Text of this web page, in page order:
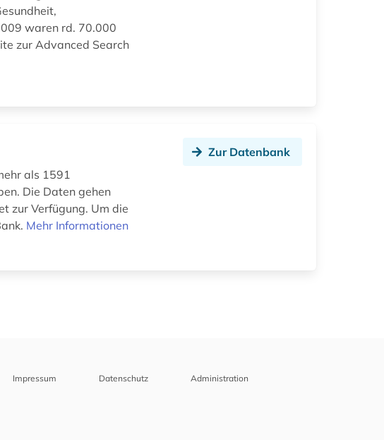
waren rd. 70.000
zur Advanced Search
als 1591
Die Daten gehen
zur Verfügung. Um die
Mehr Informationen
Zur Datenbank
Impressum Datenschutz Administration